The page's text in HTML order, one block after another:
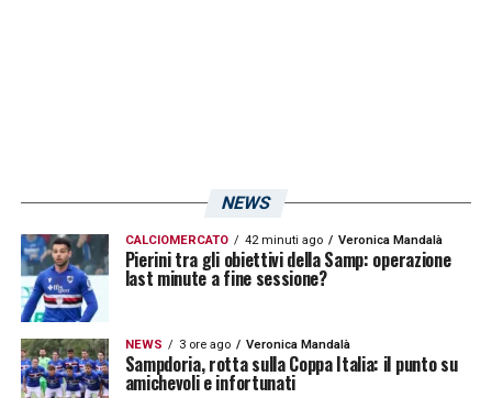
NEWS
CALCIOMERCATO 42 minuti ago Veronica Mandalà
Pierini tra gli obiettivi della Samp: operazione
last minute a fine sessione?
NEWS 3 ore ago Veronica Mandalà
Sampdoria, rotta sulla Coppa Italia: il punto su
amichevoli e infortunati